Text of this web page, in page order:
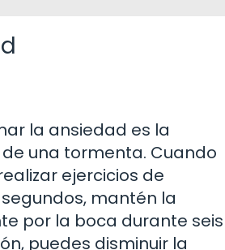
la ansiedad es la
una tormenta. Cuando
ejercicios de
mantén la
por la boca durante seis
puedes disminuir la